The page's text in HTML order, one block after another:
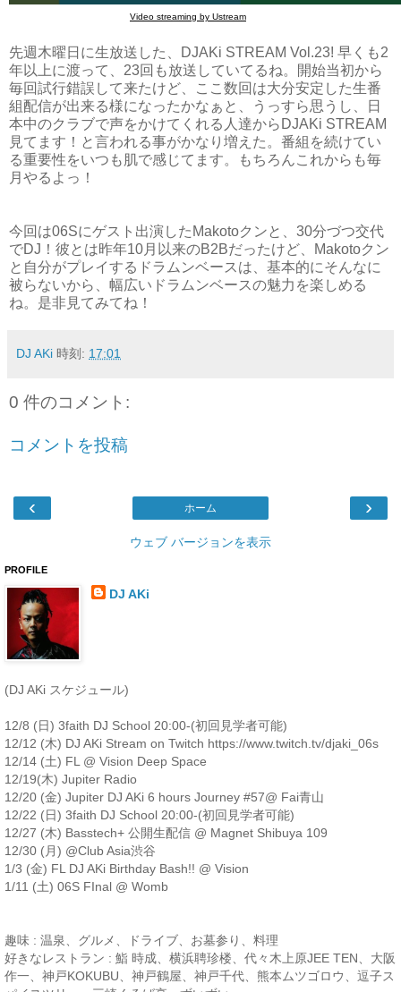
Video streaming by Ustream
先週木曜日に生放送した、 DJAKi STREAM Vol.23! 早くも2
年以上に渡って、 23回も放送していてるね。開始当初から
毎回試行錯誤して来たけど、ここ数回は大分安定した生番
組配信が出来る様になったかなぁと、うっすら思うし、日
本中のクラブで声をかけてくれる人達からDJAKi STREAM
見てます！と言われる事がかなり増えた。番組を続けてい
る重要性をいつも肌で感じてます。もちろんこれからも毎
月やるよっ！
今回は06Sにゲスト出演した Makotoクンと、 30分づつ交代
でDJ！彼とは昨年10月以来のB2Bだったけど、Makotoクン
と自分がプレイするドラムンベースは、基本的にそんなに
被らないから、幅広いドラムンベースの魅力を楽しめる
ね。是非見てみてね！
DJ AKi 時刻: 17:01
0 件のコメント:
コメントを投稿
‹ ›
ホーム
ウェブ バージョンを表示
PROFILE
DJ AKi
(DJ AKi スケジュール)
12/8 (日) 3faith DJ School 20:00-(初回見学者可能)
12/12 (木) DJ AKi Stream on Twitch https://www.twitch.tv/djaki_06s
12/14 (土) FL @ Vision Deep Space
12/19(木) Jupiter Radio
12/20 (金) Jupiter DJ AKi 6 hours Journey #57@ Fai青山
12/22 (日) 3faith DJ School 20:00-(初回見学者可能)
12/27 (木) Basstech+ 公開生配信 @ Magnet Shibuya 109
12/30 (月) @Club Asia渋谷
1/3 (金) FL DJ AKi Birthday Bash!! @ Vision
1/11 (土) 06S FInal @ Womb
趣味 : 温泉、グルメ、ドライブ、お墓参り、料理
好きなレストラン : 鮨 時成、横浜聘珍楼、代々木上原JEE TEN、大阪
作一、神戸KOKUBU、神戸鶴屋、神戸千代、熊本ムツゴロウ、逗子ス